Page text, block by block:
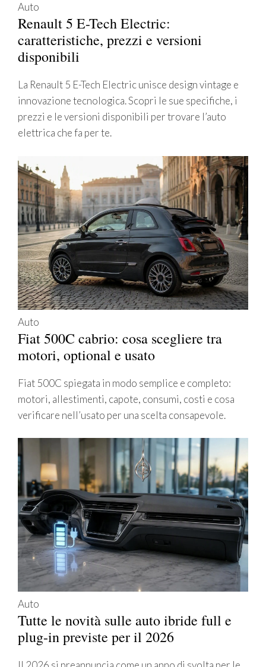
Auto
Renault 5 E-Tech Electric:
caratteristiche, prezzi e versioni
disponibili
La Renault 5 E-Tech Electric unisce design vintage e
innovazione tecnologica. Scopri le sue specifiche, i
prezzi e le versioni disponibili per trovare l’auto
elettrica che fa per te.
Auto
Fiat 500C cabrio: cosa scegliere tra
motori, optional e usato
Fiat 500C spiegata in modo semplice e completo:
motori, allestimenti, capote, consumi, costi e cosa
verificare nell’usato per una scelta consapevole.
Auto
Tutte le novità sulle auto ibride full e
plug-in previste per il 2026